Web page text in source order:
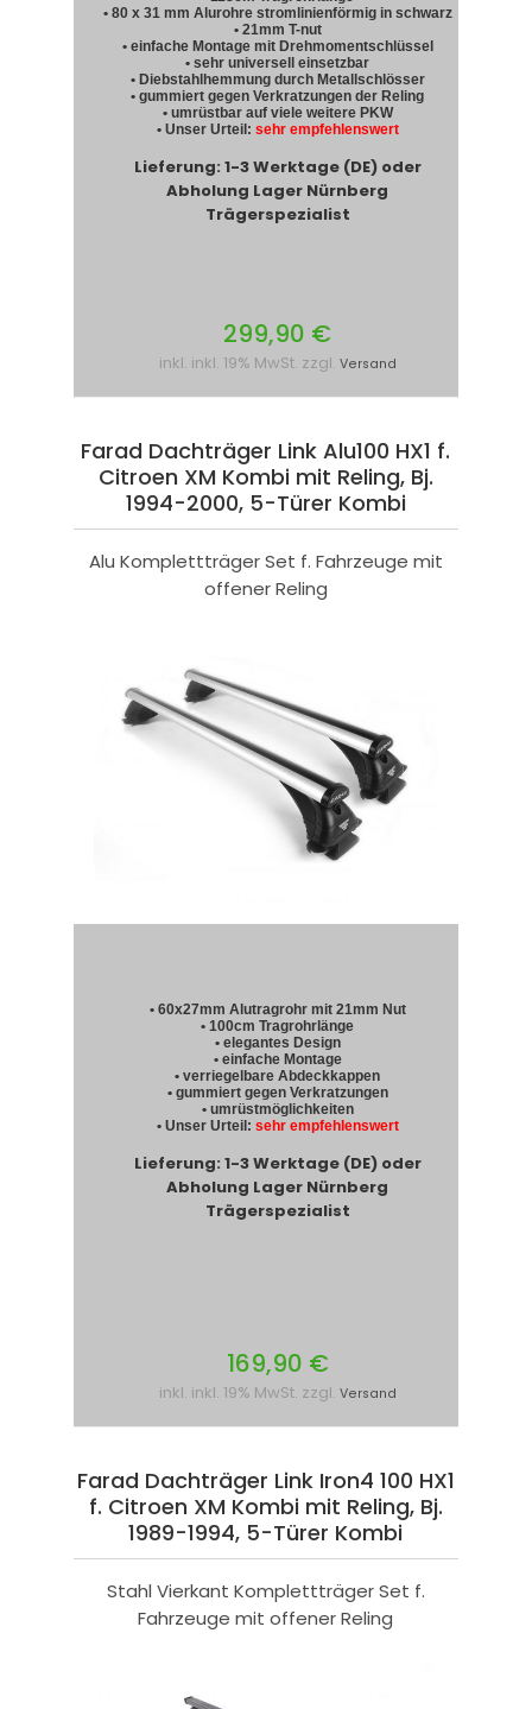
• 80 x 31 mm Alurohre stromlinienförmig in schwarz
• 21mm T-nut
• einfache Montage mit Drehmomentschlüssel
• sehr universell einsetzbar
• Diebstahlhemmung durch Metallschlösser
• gummiert gegen Verkratzungen der Reling
• umrüstbar auf viele weitere PKW
• Unser Urteil: sehr empfehlenswert
Lieferung: 1-3 Werktage (DE) oder
Abholung Lager Nürnberg
Trägerspezialist
299,90 €
inkl. inkl. 19% MwSt. zzgl. Versand
Farad Dachträger Link Alu100 HX1 f.
Citroen XM Kombi mit Reling, Bj.
1994-2000, 5-Türer Kombi
Alu Komplettträger Set f. Fahrzeuge mit
offener Reling
• 60x27mm Alutragrohr mit 21mm Nut
• 100cm Tragrohrlänge
• elegantes Design
• einfache Montage
• verriegelbare Abdeckkappen
• gummiert gegen Verkratzungen
• umrüstmöglichkeiten
• Unser Urteil: sehr empfehlenswert
Lieferung: 1-3 Werktage (DE) oder
Abholung Lager Nürnberg
Trägerspezialist
169,90 €
inkl. inkl. 19% MwSt. zzgl. Versand
Farad Dachträger Link Iron4 100 HX1
f. Citroen XM Kombi mit Reling, Bj.
1989-1994, 5-Türer Kombi
Stahl Vierkant Komplettträger Set f.
Fahrzeuge mit offener Reling